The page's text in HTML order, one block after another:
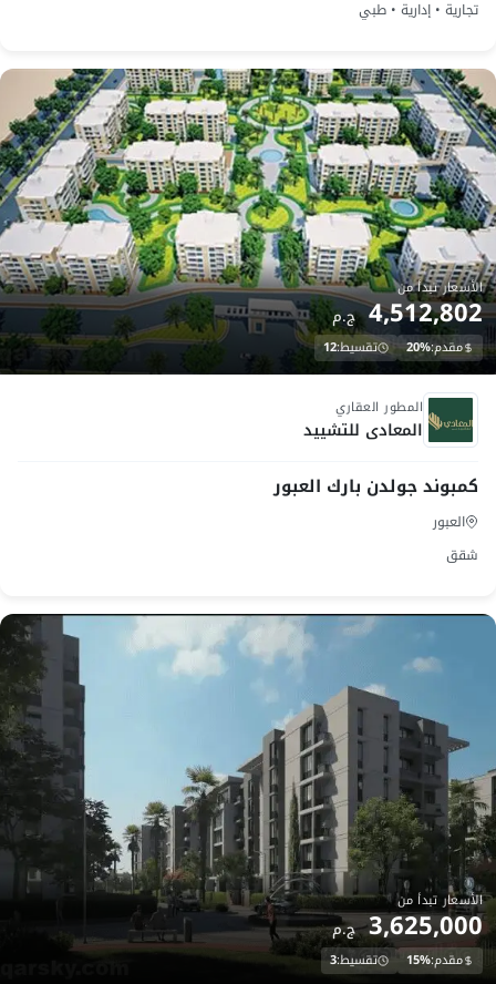
تجارية • إدارية • طبي
تحت الانشاء
الأسعار تبدأ من
4,512,802 ج.م
مقدم:20% تقسيط:12
المطور العقاري
المعادى للتشييد
كمبوند جولدن بارك العبور
العبور
شقق
الأسعار تبدأ من
3,625,000 ج.م
مقدم:15% تقسيط:3